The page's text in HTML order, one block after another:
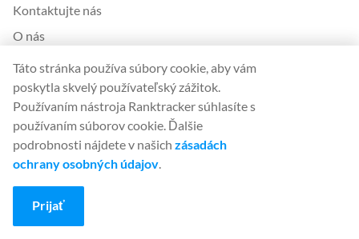
Kontaktujte nás
O nás
United Kingdom Office
Ranktracker Ltd
144A Clerkenwell Rd
London, EC1R 5DF
Company No: 08820809
felix@ranktracker.com
Táto stránka používa súbory cookie, aby vám
poskytla skvelý používateľský zážitok.
Používaním nástroja Ranktracker súhlasíte s
používaním súborov cookie. Ďalšie
podrobnosti nájdete v našich zásadách
ochrany osobných údajov.
Prijať